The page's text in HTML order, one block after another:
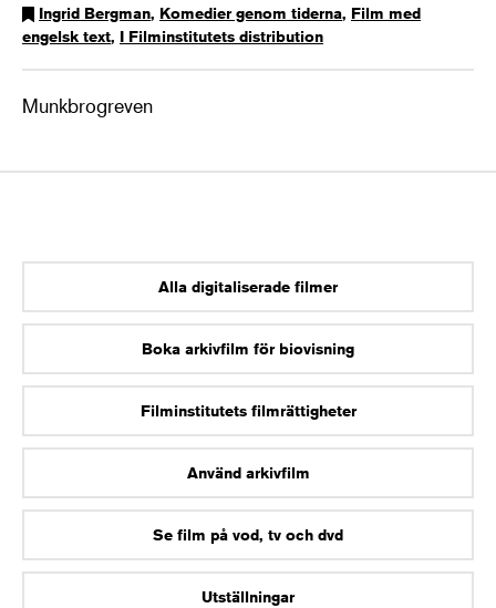
Ingrid Bergman, Komedier genom tiderna, Film med
engelsk text, I Filminstitutets distribution
Munkbrogreven
Alla digitaliserade filmer
Boka arkivfilm för biovisning
Filminstitutets filmrättigheter
Använd arkivfilm
Se film på vod, tv och dvd
Utställningar